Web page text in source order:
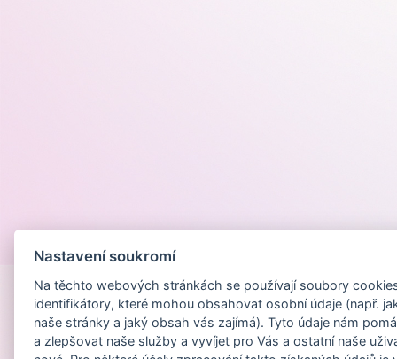
Nastavení soukromí
Na těchto webových stránkách se používají soubory
identifikátory, které mohou obsahovat osobní údaje (např.
naše stránky a jaký obsah vás zajímá). Tyto údaje nám
a zlepšovat naše služby a vyvíjet pro Vás a ostatní naše